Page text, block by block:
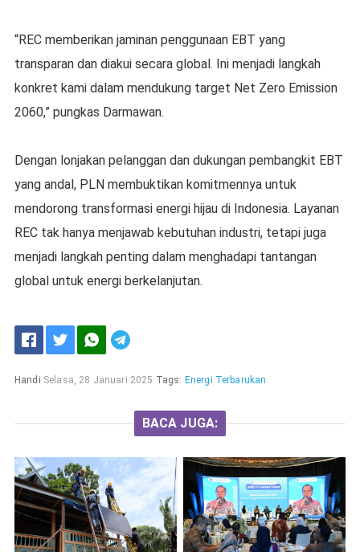
“REC memberikan jaminan penggunaan EBT yang
transparan dan diakui secara global. Ini menjadi langkah
konkret kami dalam mendukung target Net Zero Emission
2060,” pungkas Darmawan.
Dengan lonjakan pelanggan dan dukungan pembangkit EBT
yang andal, PLN membuktikan komitmennya untuk
mendorong transformasi energi hijau di Indonesia. Layanan
REC tak hanya menjawab kebutuhan industri, tetapi juga
menjadi langkah penting dalam menghadapi tantangan
global untuk energi berkelanjutan.
Handi Selasa, 28 Januari 2025 Tags: Energi Terbarukan
BACA JUGA: